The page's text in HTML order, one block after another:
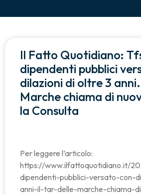
Il Fatto Quotidiano:
dipendenti pubblici
dilazioni di oltre 3
Marche chiama di
la Consulta
Per leggere l’articolo:
https://www.ilfattoquotidiano.it/
dipendenti-pubblici-versato-con-
anni-il-tar-delle-marche-chiama-